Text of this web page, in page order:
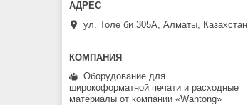
ул. Толе би 305А, Алматы, Казахстан
Оборудование для
широкоформатной печати и расходные
материалы от компании «Wantong»